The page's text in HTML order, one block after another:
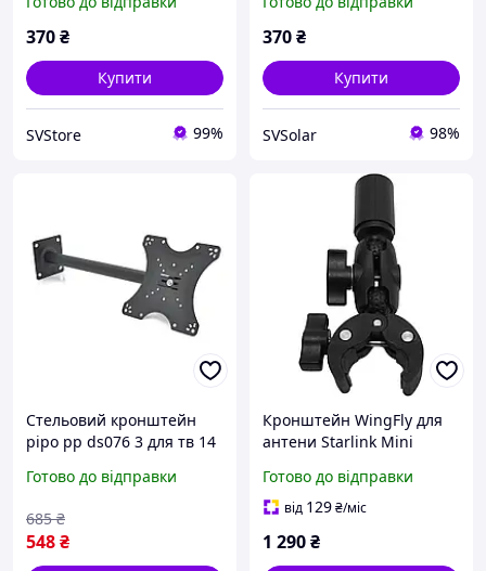
кріпленнями для 17-37
дюймового екрану
370₴
Купити
SVStore 99%
кріпленнями для 17-37
дюймового екрану
370₴
Купити
SVSolar 98%
Стельовий кронштейн
pipo pp ds076 3 для тв 14
нахилу 15 градусів
Готово до відправки
548₴
685 ₴
Кронштейн WingFly для
антени Starlink Mini
360 градусів алюмінієвий
чорний
Готово до відправки
від 129₴/міс
1 290₴